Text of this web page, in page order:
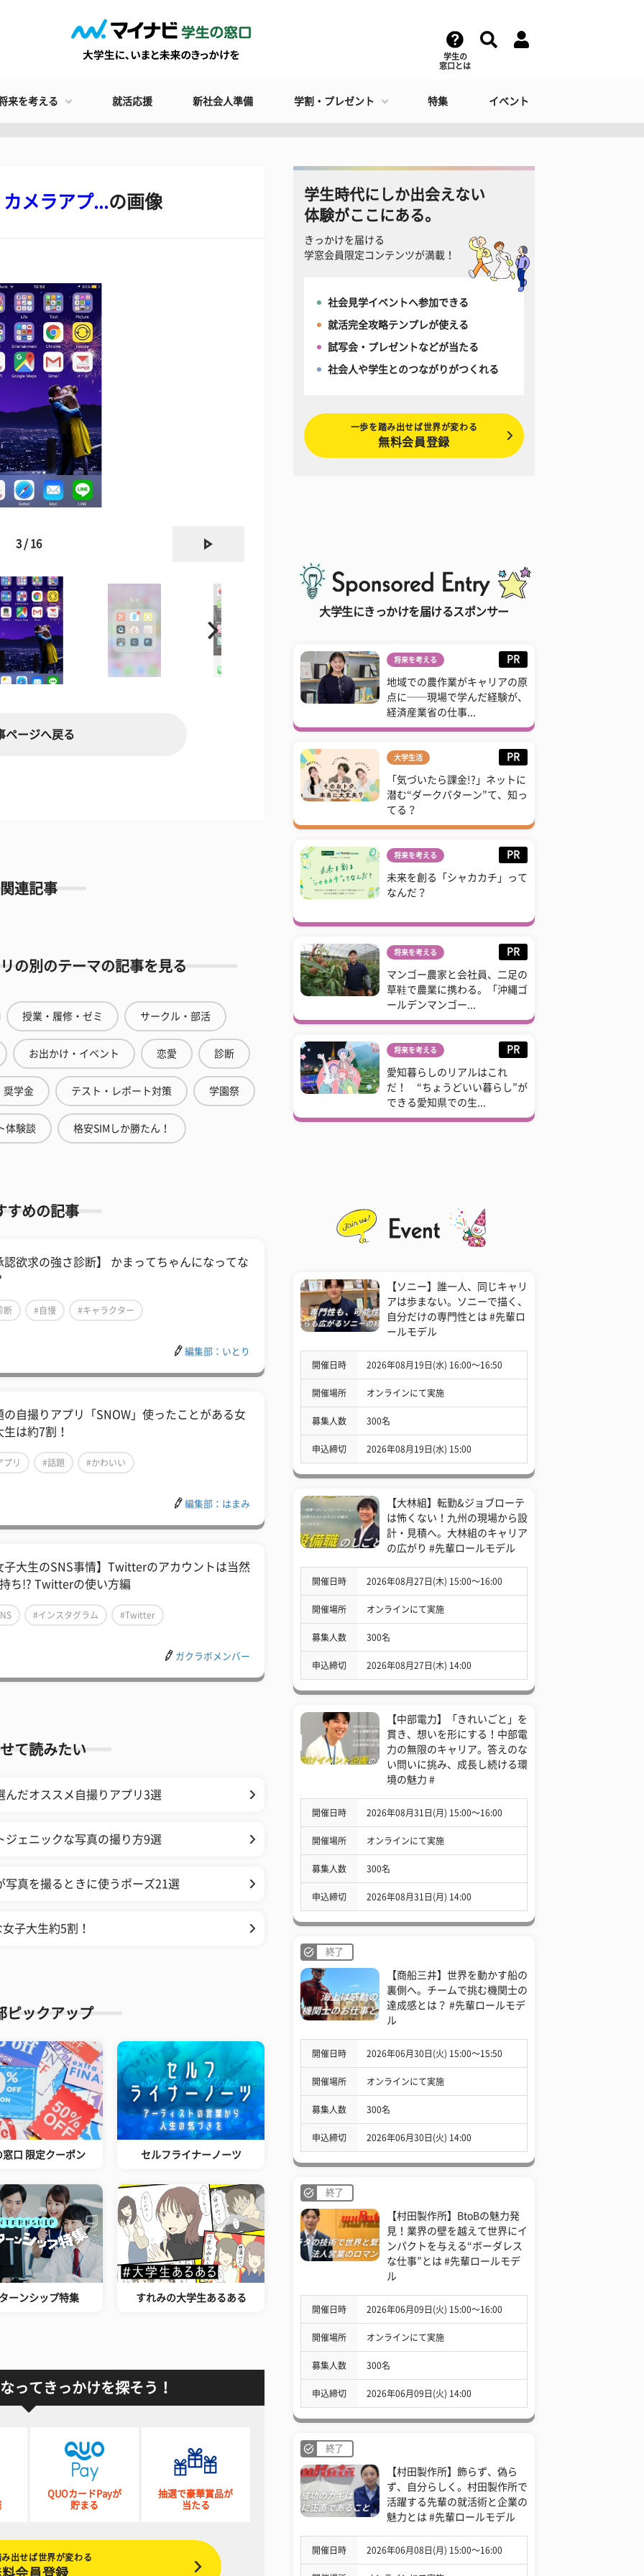
学生の
窓口とは
来を考える 就活応援 新社会人準備 学割・プレゼント 特集 イベント
メラアプ...の画像
3 / 16
ページへ戻る
関連記事
の別のテーマの記事を見る
授業・履修・ゼミ サークル・部活
お出かけ・イベント 恋愛 診断
奨学金 テスト・レポート対策 学園祭
体験談 格安SIMしか勝たん！
すめの記事
認欲求の強さ診断】 かまってちゃんになってな
断 #自慢 #キャラクター
編集部：いとり
の自撮りアプリ「SNOW」使ったことがある女
生は約7割！
プリ #話題 #かわいい
編集部：はまみ
子大生のSNS事情】Twitterのアカウントは当然
ち!? Twitterの使い方編
#インスタグラム #Twitter
ガクラボメンバー
て読みたい
んだオススメ自撮りアプリ3選
ジェニックな写真の撮り方9選
写真を撮るときに使うポーズ21選
子大生約5割！
ピックアップ
窓口 限定クーポン セルフライナーノーツ
ーンシップ特集 すれみの大学生あるある
ってきっかけを探そう！
QUOカードPayが
貯まる
抽選で豪華賞品が
当たる
出せば世界が変わる
会員登録
学生時代にしか出会えない
体験がここにある。
きっかけを届ける
学窓会員限定コンテンツが満載！
社会見学イベントへ参加できる
就活完全攻略テンプレが使える
試写会・プレゼントなどが当たる
社会人や学生とのつながりがつくれる
一歩を踏み出せば世界が変わる
無料会員登録
大学生にきっかけを届けるスポンサー
将来を考える PR
地域での農作業がキャリアの原
点に──現場で学んだ経験が、
経済産業省の仕事...
大学生活 PR
「気づいたら課金!?」ネットに
潜む“ダークパターン”て、知っ
てる？
将来を考える PR
未来を創る「シャカカチ」って
なんだ？
将来を考える PR
マンゴー農家と会社員、二足の
草鞋で農業に携わる。「沖縄ゴ
ールデンマンゴー...
将来を考える PR
愛知暮らしのリアルはこれ
だ！ “ちょうどいい暮らし”が
できる愛知県での生...
【ソニー】誰一人、同じキャリ
アは歩まない。ソニーで描く、
自分だけの専門性とは #先輩ロ
ールモデル
開催日時 2026年08月19日(水) 16:00〜16:50
開催場所 オンラインにて実施
募集人数 300名
申込締切 2026年08月19日(水) 15:00
【大林組】転勤&ジョブローテ
は怖くない！九州の現場から設
計・見積へ。大林組のキャリア
の広がり #先輩ロールモデル
開催日時 2026年08月27日(木) 15:00〜16:00
開催場所 オンラインにて実施
募集人数 300名
申込締切 2026年08月27日(木) 14:00
【中部電力】「きれいごと」を
貫き、想いを形にする！中部電
力の無限のキャリア。答えのな
い問いに挑み、成長し続ける環
境の魅力 #
開催日時 2026年08月31日(月) 15:00〜16:00
開催場所 オンラインにて実施
募集人数 300名
申込締切 2026年08月31日(月) 14:00
終了
【商船三井】世界を動かす船の
裏側へ。チームで挑む機関士の
達成感とは？ #先輩ロールモデ
ル
開催日時 2026年06月30日(火) 15:00〜15:50
開催場所 オンラインにて実施
募集人数 300名
申込締切 2026年06月30日(火) 14:00
終了
【村田製作所】BtoBの魅力発
見！業界の壁を越えて世界にイ
ンパクトを与える“ボーダレス
な仕事”とは #先輩ロールモデ
ル
開催日時 2026年06月09日(火) 15:00〜16:00
開催場所 オンラインにて実施
募集人数 300名
申込締切 2026年06月09日(火) 14:00
終了
【村田製作所】飾らず、偽ら
ず、自分らしく。村田製作所で
活躍する先輩の就活術と企業の
魅力とは #先輩ロールモデル
開催日時 2026年06月08日(月) 15:00〜16:00